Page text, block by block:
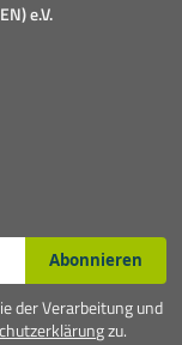
e.V.
Abonnieren
der Verarbeitung und
zu.